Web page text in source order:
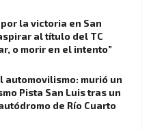
la victoria en San
al título del TC
o morir en el intento”
automovilismo: murió un
Pista San Luis tras un
de Río Cuarto